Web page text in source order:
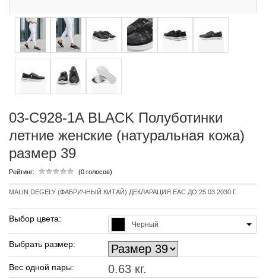
03-C928-1A BLACK Полуботинки
летние женские (натуральная кожа)
размер 39
Рейтинг: (0 голосов)
MALIN DEGELY (ФАБРИЧНЫЙ КИТАЙ) ДЕКЛАРАЦИЯ EAC ДО 25.03.2030 Г.
Выбор цвета:
Черный
Выбрать размер:
Вес одной пары: 0.63 кг.